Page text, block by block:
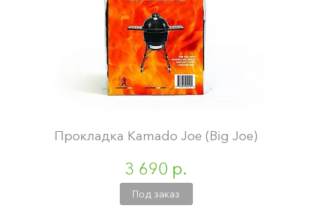
Прокладка Kamado Joe (Big Joe)
3 690 р.
Под заказ